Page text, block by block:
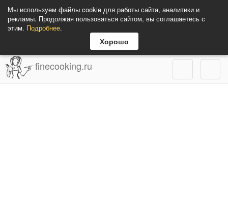
Мы используем файлы cookie для работы сайта, аналитики и
рекламы. Продолжая пользоваться сайтом, вы соглашаетесь с
этим. Подробнее.
Хорошо
finecooking.ru